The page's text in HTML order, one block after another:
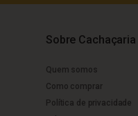
Sobre
Quem somos
Como comprar
Política de privacidade